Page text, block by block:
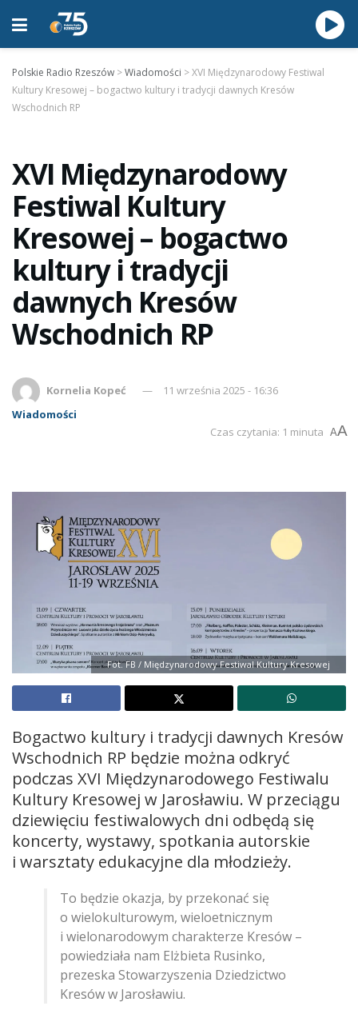
Polskie Radio Rzeszów >Wiadomości >XVI Międzynarodowy Festiwal
Kultury Kresowej – bogactwo kultury i tradycji dawnych Kresów
Wschodnich RP
XVI Międzynarodowy
Festiwal Kultury
Kresowej – bogactwo
kultury i tradycji
dawnych Kresów
Wschodnich RP
Kornelia Kopeć
11 września 2025 - 16:36
Wiadomości
Czas czytania: 1 minuta AA
Fot. FB / Międzynarodowy Festiwal Kultury Kresowej
Bogactwo kultury i tradycji dawnych Kresów
Wschodnich RP będzie można odkryć
podczas XVI Międzynarodowego Festiwalu
Kultury Kresowej w Jarosławiu. W przeciągu
dziewięciu festiwalowych dni odbędą się
koncerty, wystawy, spotkania autorskie
i warsztaty edukacyjne dla młodzieży.
To będzie okazja, by przekonać się
o wielokulturowym, wieloetnicznym
i wielonarodowym charakterze Kresów –
powiedziała nam Elżbieta Rusinko,
prezeska Stowarzyszenia Dziedzictwo
Kresów w Jarosławiu.